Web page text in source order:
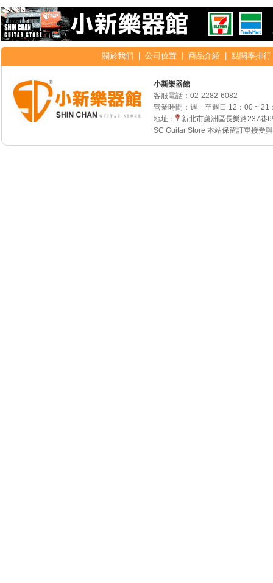
關於我們 公司位置 商品介紹 點閱率排行
小新樂器館
客服電話： 02-2282-6082
營業時間：週一至週日 12：00 ~ 21
地址：
新北市蘆洲區長樂路237巷
SC Guitar Store 本站保留訂單接受